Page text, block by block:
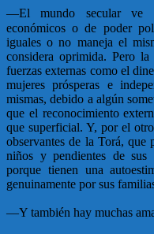
—El mundo secular ve
económicos o de poder
iguales o no maneja el
considera oprimida. Pero
fuerzas externas como el
mujeres prósperas e
mismas, debido a algún
que el reconocimiento
que superficial. Y, por el
observantes de la Torá, que
niños y pendientes de sus
porque tienen una
genuinamente por sus
—Y también hay muchas